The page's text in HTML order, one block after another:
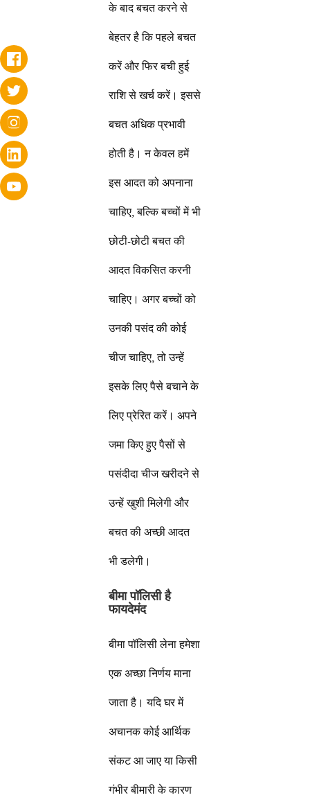
के बाद बचत करने से
बेहतर है कि पहले बचत
करें और फिर बची हुई
राशि से खर्च करें। इससे
बचत अधिक प्रभावी
होती है। न केवल हमें
इस आदत को अपनाना
चाहिए, बल्कि बच्चों में भी
छोटी-छोटी बचत की
आदत विकसित करनी
चाहिए। अगर बच्चों को
उनकी पसंद की कोई
चीज चाहिए, तो उन्हें
इसके लिए पैसे बचाने के
लिए प्रेरित करें। अपने
जमा किए हुए पैसों से
पसंदीदा चीज खरीदने से
उन्हें खुशी मिलेगी और
बचत की अच्छी आदत
भी डलेगी।
बीमा पॉलिसी है
फायदेमंद
बीमा पॉलिसी लेना हमेशा
एक अच्छा निर्णय माना
जाता है। यदि घर में
अचानक कोई आर्थिक
संकट आ जाए या किसी
गंभीर बीमारी के कारण